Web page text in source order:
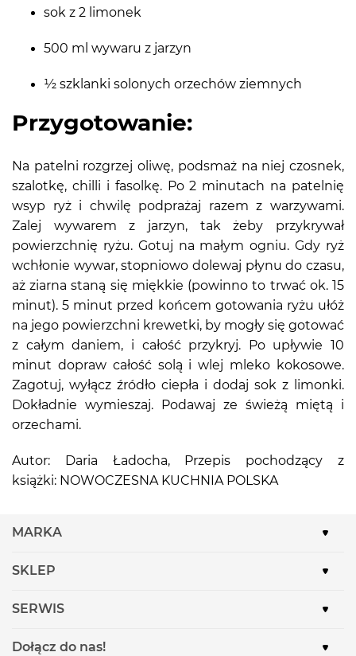
sok z 2 limonek
500 ml wywaru z jarzyn
½ szklanki solonych orzechów ziemnych
Przygotowanie:
Na patelni rozgrzej oliwę, podsmaż na niej czosnek,
szalotkę, chilli i fasolkę. Po 2 minutach na patelnię
wsyp ryż i chwilę podprażaj razem z warzywami.
Zalej wywarem z jarzyn, tak żeby przykrywał
powierzchnię ryżu. Gotuj na małym ogniu. Gdy ryż
wchłonie wywar, stopniowo dolewaj płynu do czasu,
aż ziarna staną się miękkie (powinno to trwać ok. 15
minut). 5 minut przed końcem gotowania ryżu ułóż
na jego powierzchni krewetki, by mogły się gotować
z całym daniem, i całość przykryj. Po upływie 10
minut dopraw całość solą i wlej mleko kokosowe.
Zagotuj, wyłącz źródło ciepła i dodaj sok z limonki.
Dokładnie wymieszaj. Podawaj ze świeżą miętą i
orzechami.
Autor: Daria Ładocha, Przepis pochodzący z
książki: NOWOCZESNA KUCHNIA POLSKA
MARKA
SKLEP
SERWIS
Dołącz do nas!